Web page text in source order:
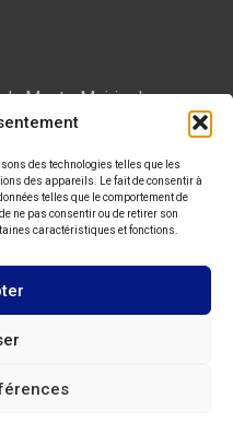
des technologies telles que les
des appareils. Le fait de consentir à
telles que le comportement de
ne pas consentir ou de retirer son
caractéristiques et fonctions.
Mont - Mairie de
63000 Clermont-Ferrand
URAL FRANCE
: